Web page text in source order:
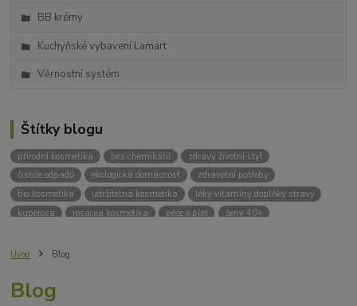
BB krémy
Kuchyňské vybavení Lamart
Věrnostní systém
Štítky blogu
přírodní kosmetika bez chemikálií
zdravý životní styl
čističe odpadů
ekologická domácnost
zdravotní potřeby
bio kosmetika
udržitelná kosmetika
léky vitamíny doplňky stravy
kuperoza
rosacea kosmetika péče o pleť
ženy 40+
bez chemie
Přírodní čistící prostředky
Úvod Blog
Blog